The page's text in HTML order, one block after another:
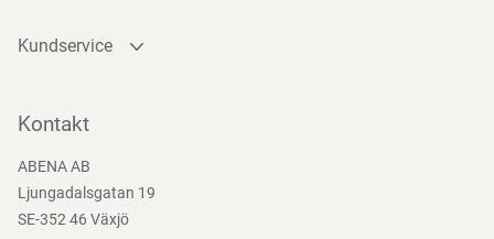
Kundservice
Bli kund
Nedladdningar
Kontakt
ABENA AB
Ljungadalsgatan 19
SE-352 46 Växjö